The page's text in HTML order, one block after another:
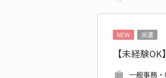
NEW 派遣
【未経験
一般事務